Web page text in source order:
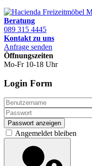
Beratung
089 315 4445
Kontakt zu uns
Anfrage senden
Öffnungszeiten
Mo-Fr 10-18 Uhr
Login Form
Passwort anzeigen
Angemeldet bleiben